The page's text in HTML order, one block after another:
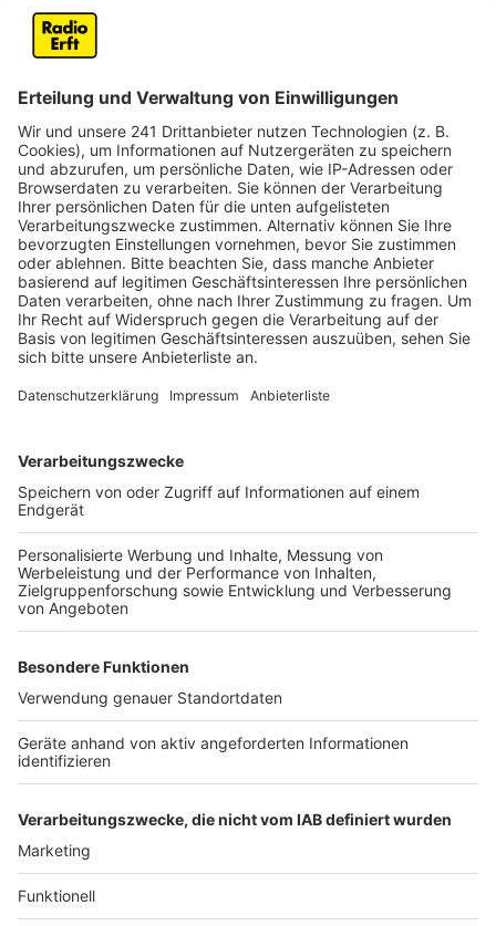
Mittwoch (10. Dezember) offenbar eine Gruppe von
Autoknackern herumgetrieben. Mehrere Anwohner
berichten, dass dunkel gekleidete Männer mit
Sturmhauben in der Nacht auffällig in Autos
geleuchtet haben.
Türkameras von Anwohnern haben die Männer
aufgezeichnet, und die Polizei bestätigt auf Anfrage
die Vorfälle. Insgesamt liegen aktuell rund 10
Anzeigen zu Diebstählen aus Autos in Büsdorf vor, die
sich alle in derselben Nacht ereignet haben.
Die Polizei hat Ermittlungen aufgenommen und sucht
können. Wer etwas beobachtet hat, wird gebeten, sich
bei der Polizei zu melden.
Anzeige
Weitere Themen von Rhein und Erft
Anzeige
Mehr Verkehrssicherheit in Bergheim-Glesch
Lichterfahrten im Rhein-Erft-Kreis
Nächste Anklage im "Kölner Drogenkrieg"
Anzeige